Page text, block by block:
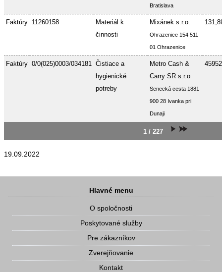
Bratislava
Faktúry 11260158
Materiál k
činnosti
Mixánek s.r.o.
Ohrazenice 154 511
01 Ohrazenice
Faktúry 0/0(025)0003/034181 Čistiace a
hygienické
potreby
Metro Cash &
Carry SR s.r.o
Senecká cesta 1881
900 28 Ivanka pri
Dunaji
1 / 227
19.09.2022
Hlavné menu
O spoločnosti
Poskytované služby
Pre zákazníkov
Zverejňovanie
Kontakt